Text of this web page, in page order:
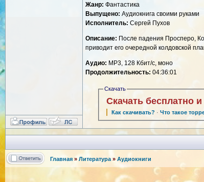
Жанр: Фантастика
Выпущено: Аудиокнига своими руками
Исполнитель: Сергей Пухов
Описание: После падения Просперо,
приводит его очередной колдовской
Аудио: MP3, 128 Кбит/с, моно
Продолжительность: 04:36:01
Скачать
Скачать бесплатно
Как скачивать? ·Что такое
Главная » Литература » Аудиокниги